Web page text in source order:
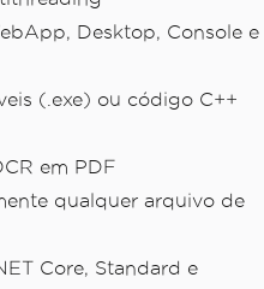
Desktop, Console e
​​(.exe) ou código C++
em PDF
qualquer arquivo de
Core, Standard e